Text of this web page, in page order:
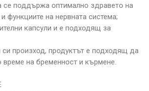
се поддържа оптимално здравето на
функциите на нервната система;
капсули и е подходящ за
си произход, продуктът е подходящ да
на бременност и кърмене.